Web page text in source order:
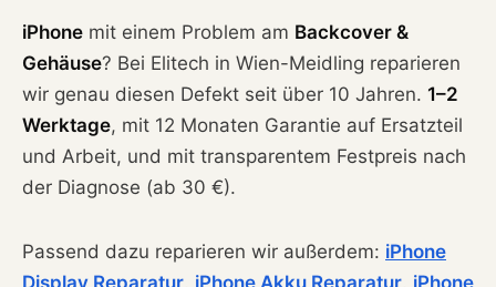
iPhone mit einem Problem am Backcover &
Gehäuse? Bei Elitech in Wien-Meidling reparieren
wir genau diesen Defekt seit über 10 Jahren. 1–2
Werktage, mit 12 Monaten Garantie auf Ersatzteil
und Arbeit, und mit transparentem Festpreis nach
der Diagnose (ab 30 €).
Passend dazu reparieren wir außerdem: iPhone
Display Reparatur, iPhone Akku Reparatur, iPhone